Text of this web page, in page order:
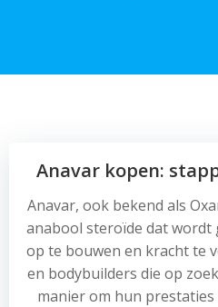
Anavar kopen:
Anavar, ook bekend als
anabool steroïde dat wordt
op te bouwen en kracht te
en bodybuilders die op
manier om hun